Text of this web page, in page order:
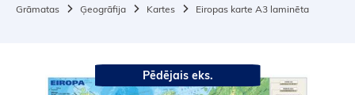
Grāmatas Ģeogrāfija Kartes Eiropas karte A3 laminēta
Pēdējais eks.